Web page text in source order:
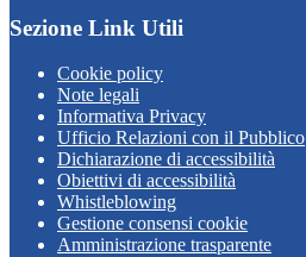
Sezione Link Utili
Cookie policy
Note legali
Informativa Privacy
Ufficio Relazioni con il Pubblico
Dichiarazione di accessibilità
Obiettivi di accessibilità
Whistleblowing
Gestione consensi cookie
Amministrazione trasparente